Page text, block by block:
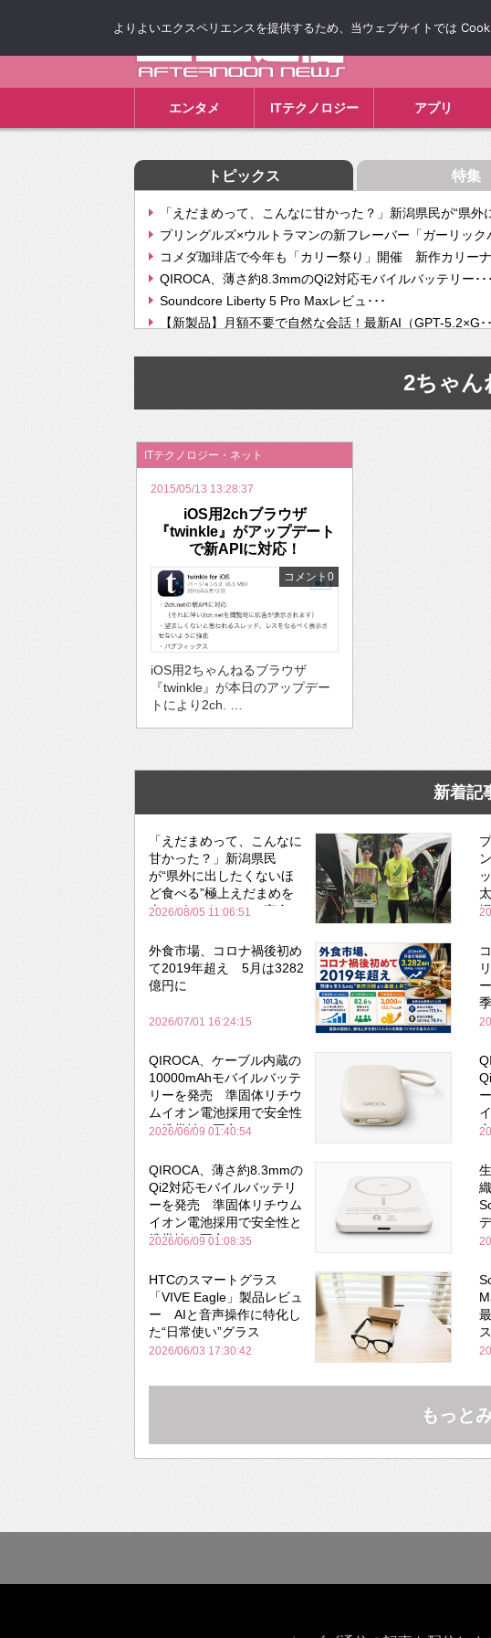
エンタメ ITテクノロジー アプリ
トピックス 特集
「えだまめって、こんなに甘かった？」新潟県民が“県外
プリングルズ×ウルトラマンの新フレーバー「ガーリック
コメダ珈琲店で今年も「カリー祭り」開催 新作カリー
QIROCA、薄さ約8.3mmのQi2対応モバイルバッテリー･･･
Soundcore Liberty 5 Pro Maxレビュ･･･
【新製品】月額不要で自然な会話！最新AI（GPT-5.2×G･
【次世代の没入感と生産性】VITURE Luma Ultra･･･
挫折率8割の壁をAIで突破。ジャストシステム、”自分が今
2026年のバレンタインは「自分で作って、想いを渡す」
2ちゃん
ITテクノロジー・ネット
2015/05/13 13:28:37
iOS用2chブラウザ
『twinkle』がアップデート
で新APIに対応！
コメント0
iOS用2ちゃんねるブラウザ
『twinkle』が本日のアップデー
トにより2ch. …
新着記
「えだまめって、こんなに
甘かった？」新潟県民
が“県外に出したくないほ
ど食べる”極上えだまめを
森のビアガーデンで実食
2026/08/05 11:06:51
場
外食市場、コロナ禍後初め
て2019年超え 5月は3282
億円に
2026/07/01 16:24:15
QIROCA、ケーブル内蔵の
10000mAhモバイルバッテ
リーを発売 準固体リチウ
ムイオン電池採用で安全性
と携帯性を両立
2026/06/09 01:40:54
QIROCA、薄さ約8.3mmの
Qi2対応モバイルバッテリ
ーを発売 準固体リチウム
イオン電池採用で安全性と
携帯性を両立
2026/06/09 01:08:35
HTCのスマートグラス
「VIVE Eagle」製品レビュ
ー AIと音声操作に特化し
た“日常使い”グラス
2026/06/03 17:30:42
もっと
よりよいエクスペリエンスを提供するため、当ウェブサイトでは